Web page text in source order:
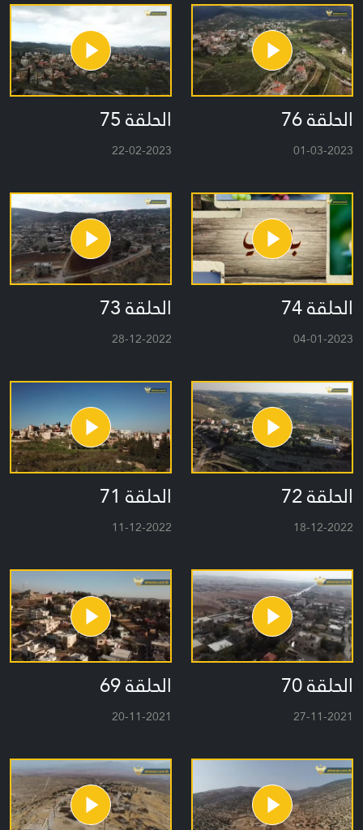
الحلقة 76
01-03-2023
الحلقة 75
22-02-2023
الحلقة 74
04-01-2023
الحلقة 73
28-12-2022
الحلقة 72
18-12-2022
الحلقة 71
11-12-2022
الحلقة 70
27-11-2021
الحلقة 69
20-11-2021